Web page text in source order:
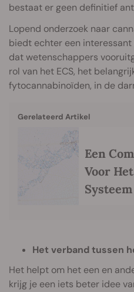
bestaat er geen definitief
Lopend onderzoek naar
biedt echter een interessant
dat wetenschappers
rol van het ECS, het
fytocannabinoïden, in de
Gerelateerd Artikel
Een
Voor
Systeem
Het verband tussen
Het helpt om het een en
krijg je een iets beter idee